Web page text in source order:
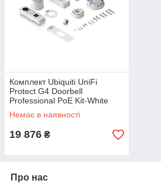
Комплект Ubiquiti UniFi
Protect G4 Doorbell
Professional PoE Kit-White
(UVC-G4 Doorbell Pro PoE Kit-
White) (домофон + дзвінок)
Немає в наявності
19 876 ₴
Про нас